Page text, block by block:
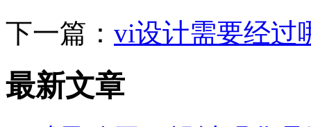
下一篇： vi设计需要经过
最新文章